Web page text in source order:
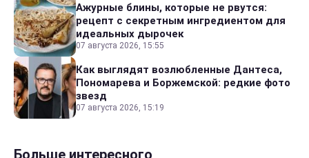
Ажурные блины, которые не рвутся:
рецепт с секретным ингредиентом для
идеальных дырочек
07 августа 2026, 15:55
Как выглядят возлюбленные Дантеса,
Пономарева и Боржемской: редкие фото
звезд
07 августа 2026, 15:19